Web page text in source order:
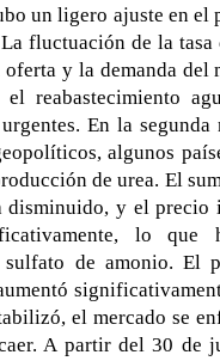
un ligero ajuste en el
fluctuación de la tasa
y la demanda del
reabastecimiento
En la segunda
algunos
de urea. El
y el precio
lo que
de amonio. El
el mercado se
A partir del 30 de